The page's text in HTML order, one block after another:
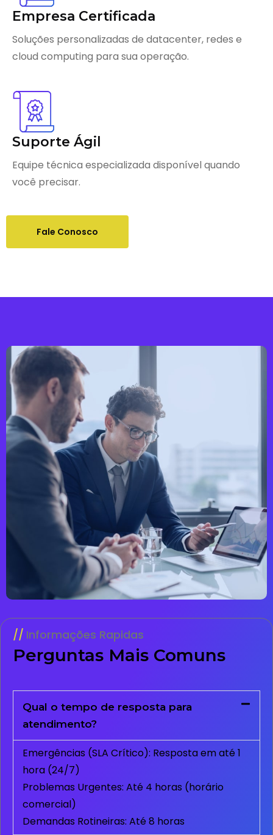
Empresa Certificada
Soluções personalizadas de datacenter, redes e
cloud computing para sua operação.
Suporte Ágil
Equipe técnica especializada disponível quando
você precisar.
Fale Conosco
Informações Rapidas
Perguntas Mais Comuns
Qual o tempo de resposta para
atendimento?
Emergências (SLA Crítico): Resposta em até 1
hora (24/7)
Problemas Urgentes: Até 4 horas (horário
comercial)
Demandas Rotineiras: Até 8 horas